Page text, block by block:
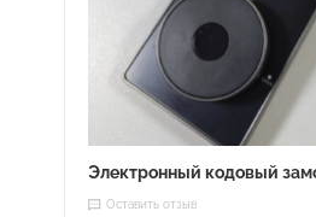
Электронный кодовый
Оставить отзыв